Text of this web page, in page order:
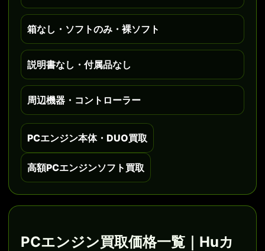
箱なし・ソフトのみ・裸ソフト
説明書なし・付属品なし
周辺機器・コントローラー
PCエンジン本体・DUO買取
高額PCエンジンソフト買取
PCエンジン買取価格一覧｜Huカ